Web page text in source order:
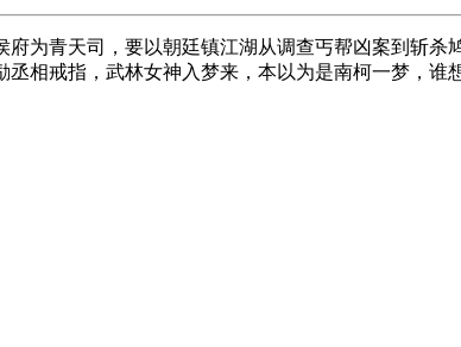
为青天司，要以朝廷镇江湖从调查丐帮凶案到斩杀
相戒指，武林女神入梦来，本以为是南柯一梦，谁